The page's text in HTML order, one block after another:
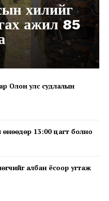
хилийг
ажил 85
Олон улс судлалын
13:00 цагт болно
албан ёсоор угтаж